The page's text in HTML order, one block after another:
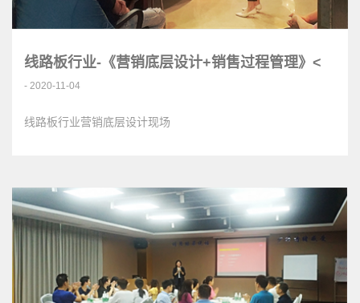
线路板行业-《营销底层设计+销售过程管理》<
- 2020-11-04
线路板行业营销底层设计现场